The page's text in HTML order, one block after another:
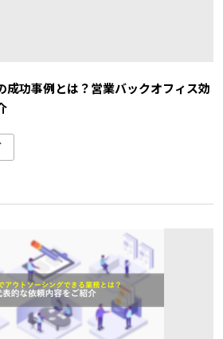
成功事例とは？営業バックオフィス効